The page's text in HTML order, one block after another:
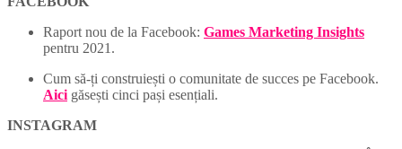
Raport nou de la Facebook: Games Marketing Insights
pentru 2021.
Cum să-ți construiești o comunitate de succes pe Facebook.
Aici găsești cinci pași esențiali.
INSTAGRAM